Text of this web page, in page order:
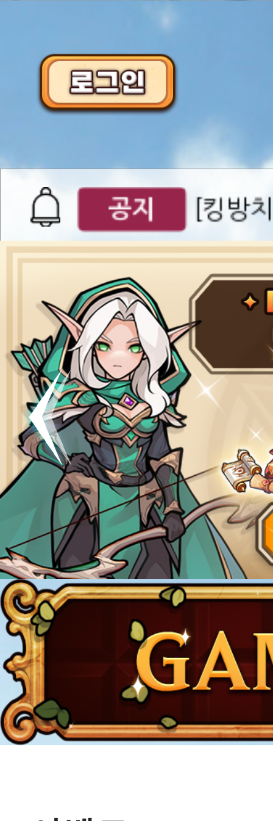
이벤트
서버오픈 07월
공지 [킹방
공지 [킹방
공지 [킹방
공지 [킹방
이벤트
[갤럭
이벤트​​
서버오픈 07월